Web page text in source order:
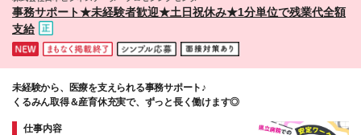
事務サポート★未経験者歓迎★土日祝休み★1分単位で残業代全額
支給
未経験から、医療を支えられる事務サポート♪
くるみん取得＆産育休充実で、ずっと長く働けます◎
仕事内容